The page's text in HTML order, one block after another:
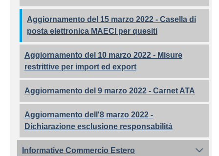
Aggiornamento del 15 marzo 2022 - Casella di
posta elettronica MAECI per quesiti
Aggiornamento del 10 marzo 2022 - Misure
restrittive per import ed export
Aggiornamento del 9 marzo 2022 - Carnet ATA
Aggiornamento dell'8 marzo 2022 -
Dichiarazione esclusione responsabilità
Informative Commercio Estero